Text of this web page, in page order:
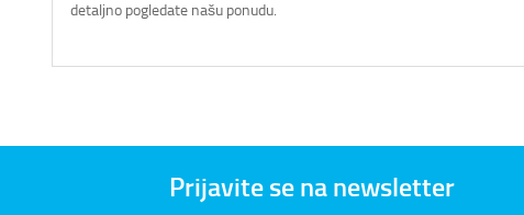
detaljno pogledate našu ponudu.
Prijavite se na newsletter